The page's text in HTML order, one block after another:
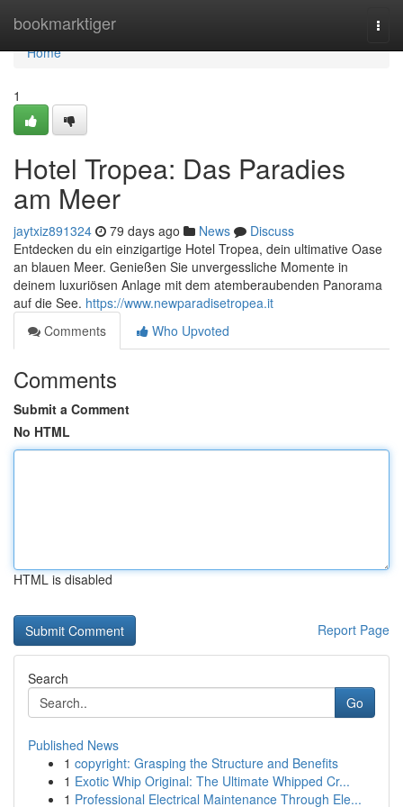
bookmarktiger
Home
Home
1
Hotel Tropea: Das Paradies
am Meer
jaytxiz891324 79 days ago News
Discuss
Entdecken du ein einzigartige Hotel Tropea, dein ultimative Oase
an blauen Meer. Genießen Sie unvergessliche Momente in
deinem luxuriösen Anlage mit dem atemberaubenden Panorama
auf die See. https://www.newparadisetropea.it
Comments
Who Upvoted
Comments
Submit a Comment
No HTML
HTML is disabled
Report Page
Search
Go
Published News
1 copyright: Grasping the Structure and Benefits
1 Exotic Whip Original: The Ultimate Whipped Cr...
1 Professional Electrical Maintenance Through Ele...